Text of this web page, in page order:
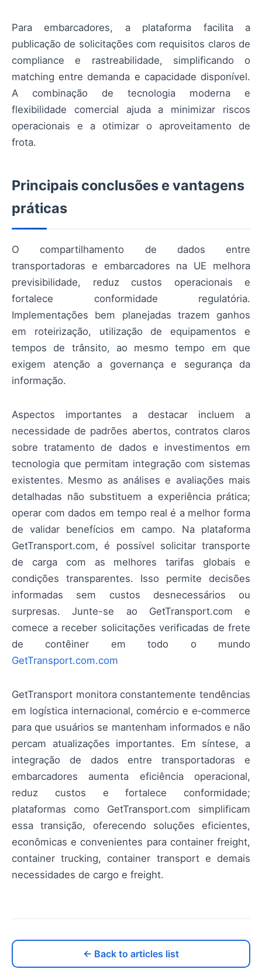
Para embarcadores, a plataforma facilita a
publicação de solicitações com requisitos claros de
compliance e rastreabilidade, simplificando o
matching entre demanda e capacidade disponível.
A combinação de tecnologia moderna e
flexibilidade comercial ajuda a minimizar riscos
operacionais e a otimizar o aproveitamento de
frota.
Principais conclusões e vantagens
práticas
O compartilhamento de dados entre
transportadoras e embarcadores na UE melhora
previsibilidade, reduz custos operacionais e
fortalece conformidade regulatória.
Implementações bem planejadas trazem ganhos
em roteirização, utilização de equipamentos e
tempos de trânsito, ao mesmo tempo em que
exigem atenção a governança e segurança da
informação.
Aspectos importantes a destacar incluem a
necessidade de padrões abertos, contratos claros
sobre tratamento de dados e investimentos em
tecnologia que permitam integração com sistemas
existentes. Mesmo as análises e avaliações mais
detalhadas não substituem a experiência prática;
operar com dados em tempo real é a melhor forma
de validar benefícios em campo. Na plataforma
GetTransport.com, é possível solicitar transporte
de carga com as melhores tarifas globais e
condições transparentes. Isso permite decisões
informadas sem custos desnecessários ou
surpresas. Junte-se ao GetTransport.com e
comece a receber solicitações verificadas de frete
de contêiner em todo o mundo
GetTransport.com.com
GetTransport monitora constantemente tendências
em logística internacional, comércio e e‑commerce
para que usuários se mantenham informados e não
percam atualizações importantes. Em síntese, a
integração de dados entre transportadoras e
embarcadores aumenta eficiência operacional,
reduz custos e fortalece conformidade;
plataformas como GetTransport.com simplificam
essa transição, oferecendo soluções eficientes,
econômicas e convenientes para container freight,
container trucking, container transport e demais
necessidades de cargo e freight.
← Back to articles list